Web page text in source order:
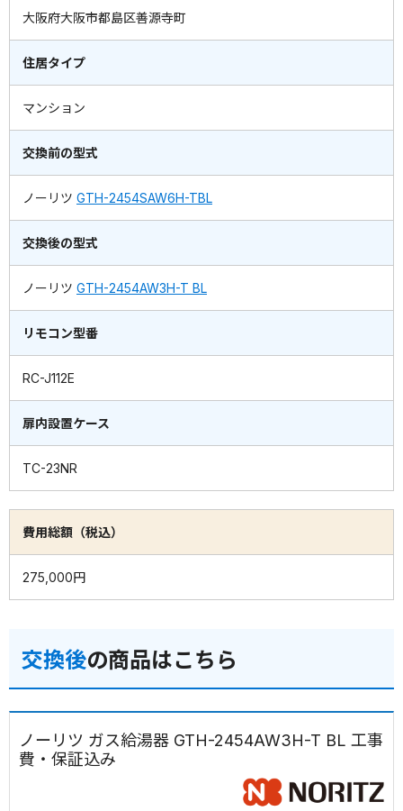
大阪府大阪市都島区善源寺町
住居タイプ
マンション
交換前の型式
ノーリツ GTH-2454SAW6H-TBL
交換後の型式
ノーリツ GTH-2454AW3H-T BL
リモコン型番
RC-J112E
扉内設置ケース
TC-23NR
費用総額（税込）
275,000円
交換後の商品はこちら
ノーリツ ガス給湯器 GTH-2454AW3H-T BL 工事
費・保証込み